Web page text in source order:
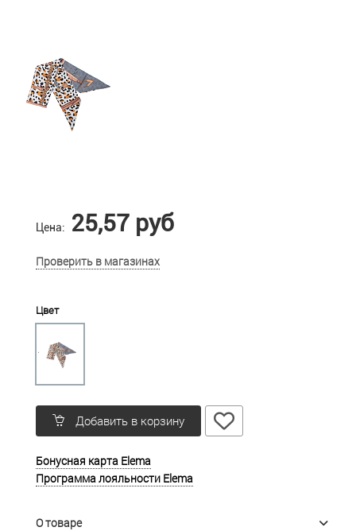
Цена: 25,57 руб
Проверить в магазинах
Цвет
Добавить в корзину
Бонусная карта Elema
Программа лояльности Elema
О товаре